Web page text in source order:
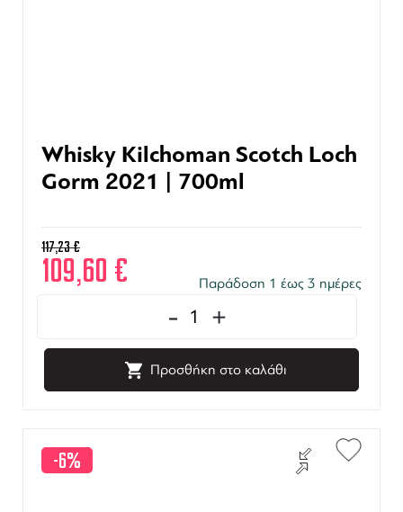
Whisky Kilchoman Scotch Loch
Gorm 2021 | 700ml
117,23€
109,60 € Παράδοση 1 έως 3 ημέρες
- +
Προσθήκη στο καλάθι
-6%